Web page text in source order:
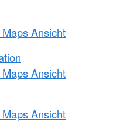
Ansicht
Ansicht
Ansicht